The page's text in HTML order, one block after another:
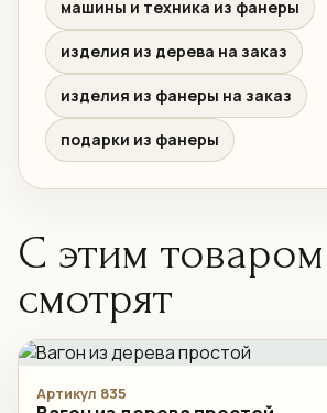
машины и техника из фанеры
изделия из дерева на заказ
изделия из фанеры на заказ
подарки из фанеры
С этим товаром
смотрят
Артикул 835